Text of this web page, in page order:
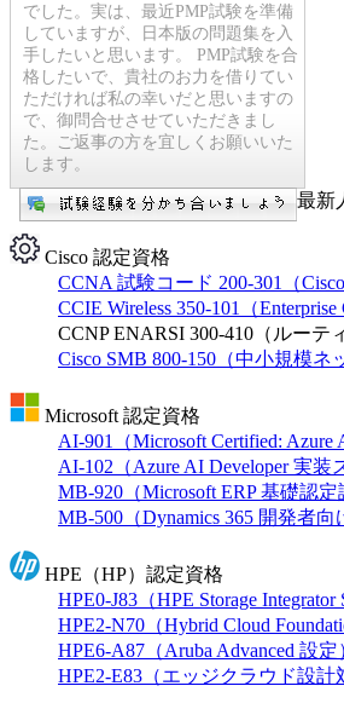
でした。実は、最近PMP試験を準備
していますが、日本版の問題集を入
手したいと思います。 PMP試験を合
格したいで、貴社のお力を借りてい
ただければ私の幸いだと思いますの
で、御問合せさせていただきまし
た。ご返事の方を宜しくお願いいた
します。
最新
Cisco 認定資格
CCNA 試験コード 200-301（
CCIE Wireless 350-101（Enterprise
CCNP ENARSI 300-410（ルーテ
Cisco SMB 800-150（中小規模ネ
Microsoft 認定資格
AI-901（Microsoft Certified: Azure
AI-102（Azure AI Developer 実装
MB-920（Microsoft ERP 基礎認定
MB-500（Dynamics 365 開発者向
HPE（HP）認定資格
HPE0-J83（HPE Storage Integrator
HPE2-N70（Hybrid Cloud
HPE6-A87（Aruba Advanced 設定
HPE2-E83（エッジクラウド設計